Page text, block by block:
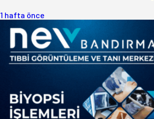
1 hafta önce